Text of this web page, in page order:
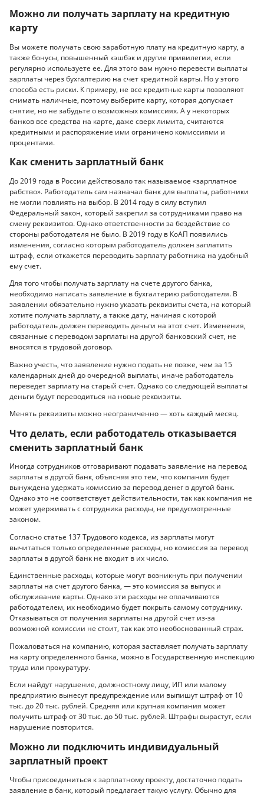
Можно ли получать зарплату на кредитную
карту
Вы можете получать свою заработную плату на кредитную карту, а
также бонусы, повышенный кэшбэк и другие привилегии, если
регулярно используете ее. Для этого вам нужно перевести выплаты
зарплаты через бухгалтерию на счет кредитной карты. Но у этого
способа есть риски. К примеру, не все кредитные карты позволяют
снимать наличные, поэтому выберите карту, которая допускает
снятие, но не забудьте о возможных комиссиях. А у некоторых
банков все средства на карте, даже сверх лимита, считаются
кредитными и распоряжение ими ограничено комиссиями и
процентами.
Как сменить зарплатный банк
До 2019 года в России действовало так называемое «зарплатное
рабство». Работодатель сам назначал банк для выплаты, работники
не могли повлиять на выбор. В 2014 году в силу вступил
Федеральный закон, который закрепил за сотрудниками право на
смену реквизитов. Однако ответственности за бездействие со
стороны работодателя не было. В 2019 году в КоАП появились
изменения, согласно которым работодатель должен заплатить
штраф, если откажется переводить зарплату работника на удобный
ему счет.
Для того чтобы получать зарплату на счете другого банка,
необходимо написать заявление в бухгалтерию работодателя. В
заявлении обязательно нужно указать реквизиты счета, на который
хотите получать зарплату, а также дату, начиная с которой
работодатель должен переводить деньги на этот счет. Изменения,
связанные с переводом зарплаты на другой банковский счет, не
вносятся в трудовой договор.
Важно учесть, что заявление нужно подать не позже, чем за 15
календарных дней до очередной выплаты, иначе работодатель
переведет зарплату на старый счет. Однако со следующей выплаты
деньги будут переводиться на новые реквизиты.
Менять реквизиты можно неограниченно — хоть каждый месяц.
Что делать, если работодатель отказывается
сменить зарплатный банк
Иногда сотрудников отговаривают подавать заявление на перевод
зарплаты в другой банк, объясняя это тем, что компания будет
вынуждена удержать комиссию за перевод денег в другой банк.
Однако это не соответствует действительности, так как компания не
может удерживать с сотрудника расходы, не предусмотренные
законом.
Согласно статье 137 Трудового кодекса, из зарплаты могут
вычитаться только определенные расходы, но комиссия за перевод
зарплаты в другой банк не входит в их число.
Единственные расходы, которые могут возникнуть при получении
зарплаты на счет другого банка, — это комиссия за выпуск и
обслуживание карты. Однако эти расходы не оплачиваются
работодателем, их необходимо будет покрыть самому сотруднику.
Отказываться от получения зарплаты на другой счет из-за
возможной комиссии не стоит, так как это необоснованный страх.
Пожаловаться на компанию, которая заставляет получать зарплату
на карту определенного банка, можно в Государственную инспекцию
труда или прокуратуру.
Если найдут нарушение, должностному лицу, ИП или малому
предприятию вынесут предупреждение или выпишут штраф от 10
тыс. до 20 тыс. рублей. Средняя или крупная компания может
получить штраф от 30 тыс. до 50 тыс. рублей. Штрафы вырастут, если
нарушение повторится.
Можно ли подключить индивидуальный
зарплатный проект
Чтобы присоединиться к зарплатному проекту, достаточно подать
заявление в банк, который предлагает такую услугу. Обычно для